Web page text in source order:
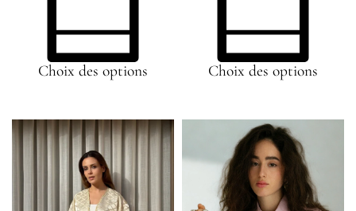
Choix des options Choix des options